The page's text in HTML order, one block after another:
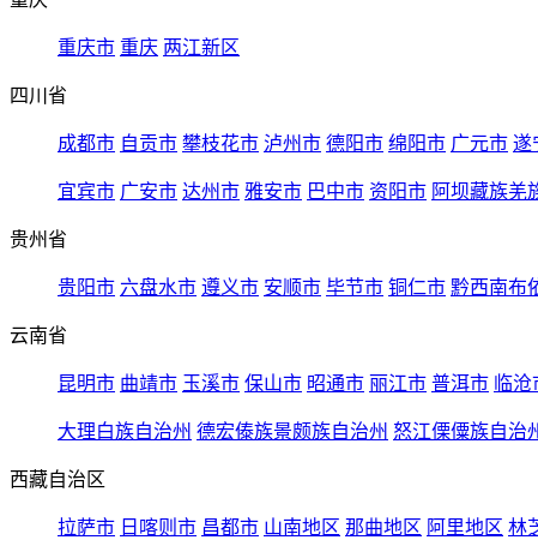
重庆市 重庆 两江新区
四川省
成都市 自贡市 攀枝花市 泸州市 德阳市 绵阳市 广元市 遂
宜宾市 广安市 达州市 雅安市 巴中市 资阳市 阿坝藏族羌
贵州省
贵阳市 六盘水市 遵义市 安顺市 毕节市 铜仁市 黔西南布
云南省
昆明市 曲靖市 玉溪市 保山市 昭通市 丽江市 普洱市 临沧
大理白族自治州 德宏傣族景颇族自治州 怒江傈僳族自治
西藏自治区
拉萨市 日喀则市 昌都市 山南地区 那曲地区 阿里地区 林